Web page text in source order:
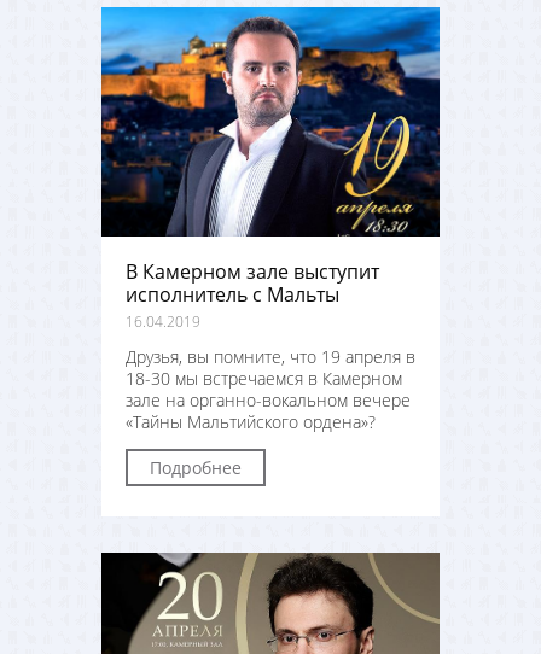
В Камерном зале выступит
исполнитель с Мальты
16.04.2019
Друзья, вы помните, что 19 апреля в
18-30 мы встречаемся в Камерном
зале на органно-вокальном вечере
«Тайны Мальтийского ордена»?
Подробнее